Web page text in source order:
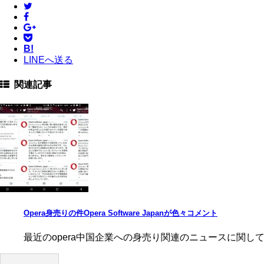
B!
LINEへ送る
関連記事
Opera身売りの件Opera Software Japanが色々コメント
最近のopera中国企業への身売り関連のニュースに関し